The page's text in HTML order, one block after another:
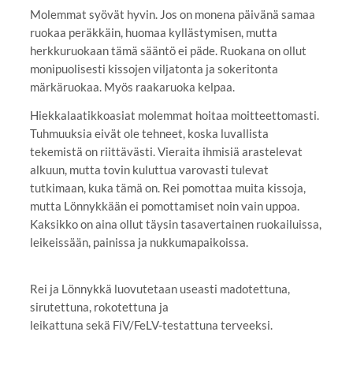
Molemmat syövät hyvin. Jos on monena päivänä samaa
ruokaa peräkkäin, huomaa kyllästymisen, mutta
herkkuruokaan tämä sääntö ei päde. Ruokana on ollut
monipuolisesti kissojen viljatonta ja sokeritonta
märkäruokaa. Myös raakaruoka kelpaa.
Hiekkalaatikkoasiat molemmat hoitaa moitteettomasti.
Tuhmuuksia eivät ole tehneet, koska luvallista
tekemistä on riittävästi. Vieraita ihmisiä arastelevat
alkuun, mutta tovin kuluttua varovasti tulevat
tutkimaan, kuka tämä on. Rei pomottaa muita kissoja,
mutta Lönnykkään ei pomottamiset noin vain uppoa.
Kaksikko on aina ollut täysin tasavertainen ruokailuissa,
leikeissään, painissa ja nukkumapaikoissa.
Rei ja Lönnykkä luovutetaan useasti madotettuna,
sirutettuna, rokotettuna ja
leikattuna sekä FiV/FeLV-testattuna terveeksi.